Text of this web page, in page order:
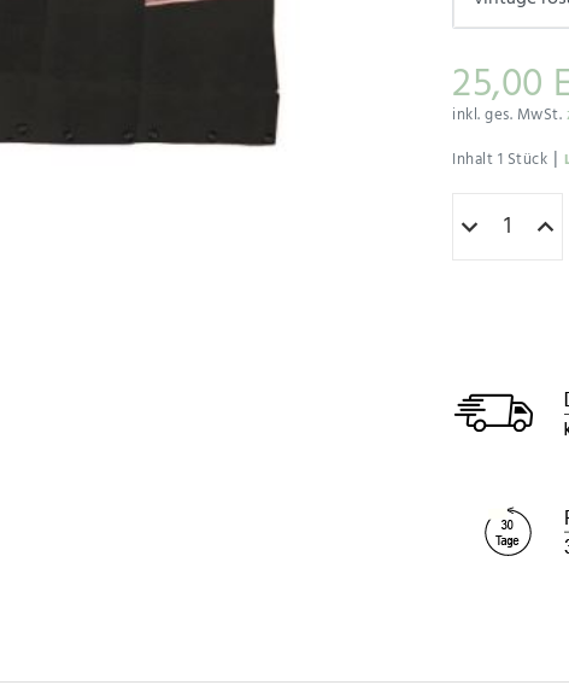
25,00
inkl. ges. MwSt.
Inhalt1 Stück |